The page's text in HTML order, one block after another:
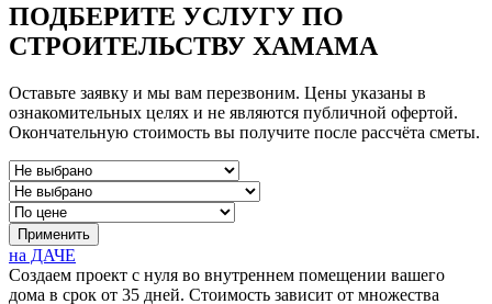
ПОДБЕРИТЕ УСЛУГУ ПО
СТРОИТЕЛЬСТВУ ХАМАМА
Оставьте заявку и мы вам перезвоним. Цены указаны в
ознакомительных целях и не являются публичной офертой.
Окончательную стоимость вы получите после рассчёта сметы.
Применить
на ДАЧЕ
Создаем проект с нуля во внутреннем помещении вашего
дома в срок от 35 дней. Стоимость зависит от множества